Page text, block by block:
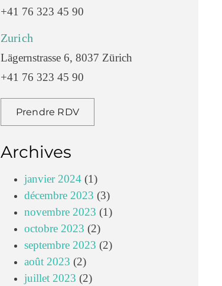
+41 76 323 45 90
Zurich
Lägernstrasse 6, 8037 Zürich
+41 76 323 45 90
Prendre RDV
Archives
janvier 2024(1)
décembre 2023 (3)
novembre 2023 (1)
octobre 2023 (2)
septembre 2023 (2)
août 2023 (2)
juillet 2023 (2)